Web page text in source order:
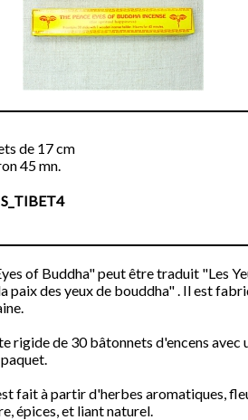
de 17 cm
45 mn.
of Buddha" peut être traduit "Les
paix des yeux de bouddha" . Il est
rigide de 30 bâtonnets d'encens avec
fait à partir d'herbes aromatiques,
épices, et liant naturel.